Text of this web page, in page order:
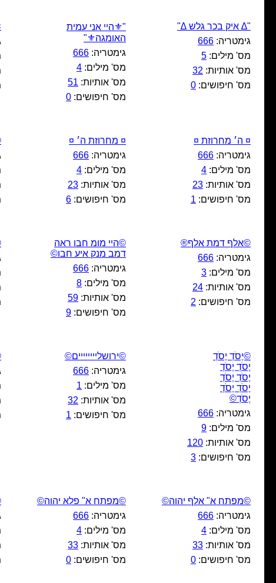
"∆ איק בכר גלש ∆"
גימטריה: 666
מס' מילים: 5
מס' אותיות: 32
מס' חיפושים: 0
"⚜️היי אני עמית
האומגה⚜️"
גימטריה: 666
מס' מילים: 4
מס' אותיות: 51
מס' חיפושים: 0
¤ ה׳ מחרוזת ¤
גימטריה: 666
מס' מילים: 4
מס' אותיות: 23
מס' חיפושים: 1
¤ מחרוזת ה׳ ¤
גימטריה: 666
מס' מילים: 4
מס' אותיות: 23
מס' חיפושים: 6
©אלף דמת אלף®
גימטריה: 666
מס' מילים: 3
מס' אותיות: 24
מס' חיפושים: 2
©היי מומ חבו ראה
דמב מנק איע חבו©
גימטריה: 666
מס' מילים: 8
מס' אותיות: 59
מס' חיפושים: 9
©יֶסֹדְ יֶסֹדְ
יֶסֹדְ יֶסֹדְ
יֶסֹדְ יֶסֹדְ
יֶסֹדְ יֶסֹדְ
יֶסֹדְ©
גימטריה: 666
מס' מילים: 9
מס' אותיות: 120
מס' חיפושים: 3
©ירושליייייייים©
גימטריה: 666
מס' מילים: 1
מס' אותיות: 32
מס' חיפושים: 1
©מפתח א" אלף יהוה©
גימטריה: 666
מס' מילים: 4
מס' אותיות: 33
מס' חיפושים: 0
©מפתח א" פלא יהוה©
גימטריה: 666
מס' מילים: 4
מס' אותיות: 33
מס' חיפושים: 0